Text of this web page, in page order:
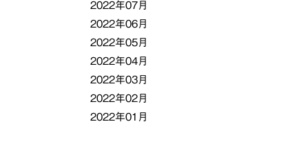
2022年07月
2022年06月
2022年05月
2022年04月
2022年03月
2022年02月
2022年01月